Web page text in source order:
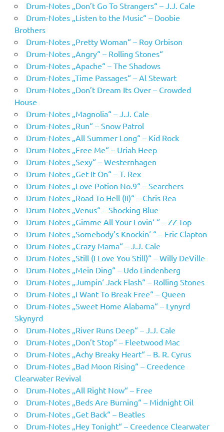
Drum-Notes „Don’t Go To Strangers“ – J.J. Cale
Drum-Notes „Listen to the Music“ – Doobie
Brothers
Drum-Notes „Pretty Woman“ – Roy Orbison
Drum-Notes „Angry“ – Rolling Stones“
Drum-Notes „Apache“ – The Shadows
Drum-Notes „Time Passages“ – Al Stewart
Drum-Notes „Don’t Dream Its Over – Crowded
House
Drum-Notes „Magnolia“ – J.J. Cale
Drum-Notes „Run“ – Snow Patrol
Drum-Notes „All Summer Long“ – Kid Rock
Drum-Notes „Free Me“ – Uriah Heep
Drum-Notes „Sexy“ – Westernhagen
Drum-Notes „Get It On“ – T. Rex
Drum-Notes „Love Potion No.9“ – Searchers
Drum-Notes „Road To Hell (II)“ – Chris Rea
Drum-Notes „Venus“ – Shocking Blue
Drum-Notes „Gimme All Your Lovin‘ “ – ZZ-Top
Drum-Notes „Somebody’s Knockin‘ “ – Eric Clapton
Drum-Notes „Crazy Mama“ – J.J. Cale
Drum-Notes „Still (I Love You Still)“ – Willy DeVille
Drum-Notes „Mein Ding“ – Udo Lindenberg
Drum-Notes „Jumpin‘ Jack Flash“ – Rolling Stones
Drum-Notes „I Want To Break Free“ – Queen
Drum-Notes „Sweet Home Alabama“ – Lynyrd
Skynyrd
Drum-Notes „River Runs Deep“ – J.J. Cale
Drum-Notes „Don’t Stop“ – Fleetwood Mac
Drum-Notes „Achy Breaky Heart“ – B. R. Cyrus
Drum-Notes „Bad Moon Rising“ – Creedence
Clearwater Revival
Drum-Notes „All Right Now“ – Free
Drum-Notes „Beds Are Burning“ – Midnight Oil
Drum-Notes „Get Back“ – Beatles
Drum-Notes „Hey Tonight“ – Creedence Clearwater